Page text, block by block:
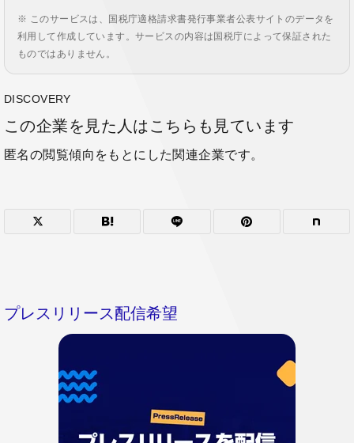
※ このサービスは、国税庁適格請求書発行事業者公表サイトのデータを
利用して作成しています。サービスの内容は国税庁によって保証された
ものではありません。
DISCOVERY
この企業を見た人はこちらも見ています
匿名の閲覧傾向をもとにした関連企業です。
プレスリリース配信希望